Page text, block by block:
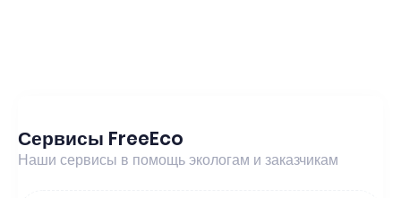
Сервисы FreeEco
Наши сервисы в помощь экологам и заказчикам